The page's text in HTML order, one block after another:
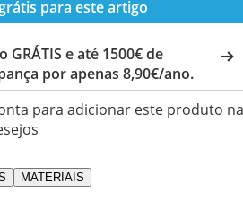
para este artigo
GRÁTIS e até 1500€ de
por apenas 8,90€/ano.
para adicionar este produto na
MATERIAIS